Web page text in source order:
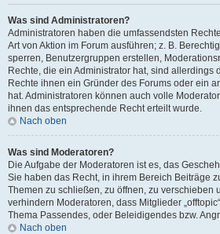
Was sind Administratoren?
Administratoren haben die umfassendsten
Art von Aktion im Forum ausführen; z. B.
sperren, Benutzergruppen erstellen,
Rechte, die ein Administrator hat, sind allerdings
Rechte ihnen ein Gründer des Forums oder ein
hat. Administratoren können auch volle
ihnen das entsprechende Recht erteilt wurde.
Nach oben
Was sind Moderatoren?
Die Aufgabe der Moderatoren ist es, das
Sie haben das Recht, in ihrem Bereich Beiträge
Themen zu schließen, zu öffnen, zu verschieben
verhindern Moderatoren, dass Mitglieder
Thema Passendes, oder Beleidigendes bzw.
Nach oben